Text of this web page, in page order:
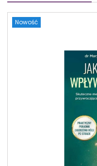
Nowość